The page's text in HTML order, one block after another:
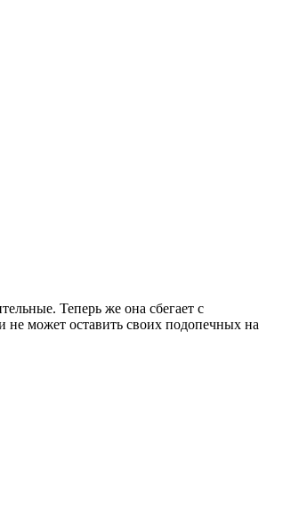
Теперь же она сбегает с
не может оставить своих подопечных на